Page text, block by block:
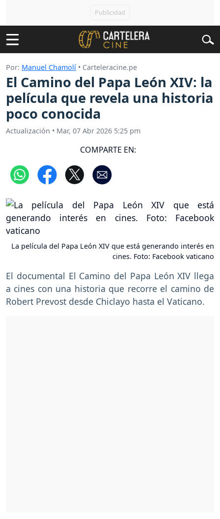
Por: Manuel Chamolí • Carteleracine.pe
El Camino del Papa León XIV: la
película que revela una historia
poco conocida
Actualización • Mar, 07 Abr 2026 5:25 pm
COMPARTE EN:
La película del Papa León XIV que está generando interés en
cines. Foto: Facebook vaticano
El documental El Camino del Papa León XIV llega
a cines con una historia que recorre el camino de
Robert Prevost desde Chiclayo hasta el Vaticano.